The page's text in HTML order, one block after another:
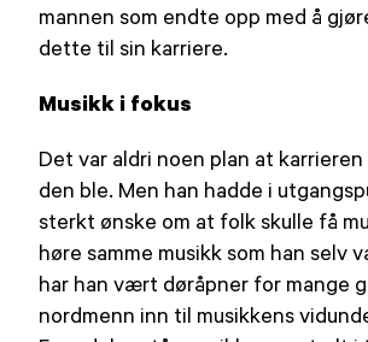
mannen som endte opp med å
dette til sin karriere.
Musikk i fokus
Det var aldri noen plan at
den ble. Men han hadde i
sterkt ønske om at folk skulle få
høre samme musikk som han selv
har han vært døråpner for mange
nordmenn inn til musikkens